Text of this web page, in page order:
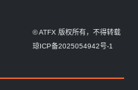
© ATFX 版权所有，不得转载
琼ICP备2025054942号-1